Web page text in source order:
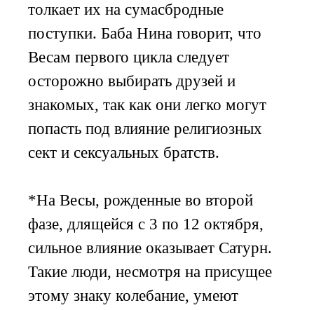
толкает их на сумасбродные
поступки. Баба Нина говорит, что
Весам первого цикла следует
осторожно выбирать друзей и
знакомых, так как они легко могут
попасть под влияние религиозных
сект и сексуальных братств.
*На Весы, рожденные во второй
фазе, длящейся с 3 по 12 октября,
сильное влияние оказывает Сатурн.
Такие люди, несмотря на присущее
этому знаку колебание, умеют